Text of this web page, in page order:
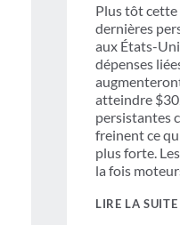
Plus tôt cette
dernières
aux États-
dépenses
atteindre
persistantes
freinent ce
plus forte.
la fois
LIRE LA SUITE